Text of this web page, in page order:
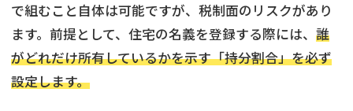
で組むこと自体は可能ですが、税制面のリスクがあり
ます。前提として、住宅の名義を登録する際には、 誰
がどれだけ所有しているかを示す「持分割合」を必ず
設定します。